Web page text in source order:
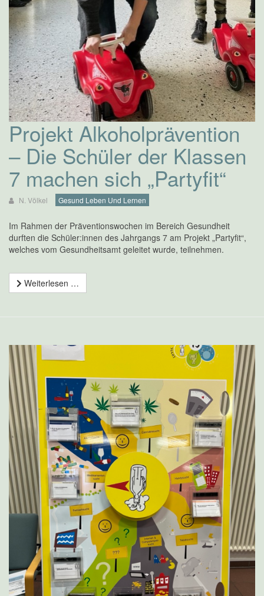
Projekt Alkoholprävention
– Die Schüler der Klassen
7 machen sich „Partyfit“
N. Völkel Gesund Leben Und Lernen
Im Rahmen der Präventionswochen im Bereich Gesundheit
durften die Schüler:innen des Jahrgangs 7 am Projekt „Partyfit“,
welches vom Gesundheitsamt geleitet wurde, teilnehmen.
Weiterlesen …